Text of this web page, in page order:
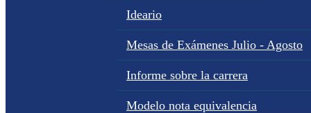
Ideario
Mesas de Exámenes Julio - Agosto
Informe sobre la carrera
Modelo nota equivalencia